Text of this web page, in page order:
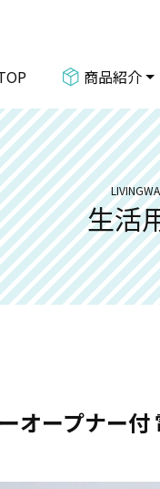
商品紹介
生活
オープナー